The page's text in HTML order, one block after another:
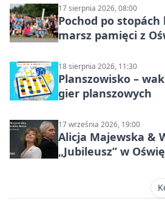
17 sierpnia 2026, 08:00
Pochod po
marsz pamięci z
18 sierpnia 2026, 11:30
Planszowisko –
gier planszowych
17 września 2026, 19:00
Alicja Majewska &
„Jubileusz” w